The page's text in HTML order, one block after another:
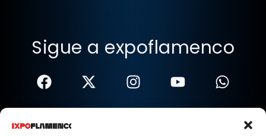
Sigue a expoflamenco
Términos Y Condiciones